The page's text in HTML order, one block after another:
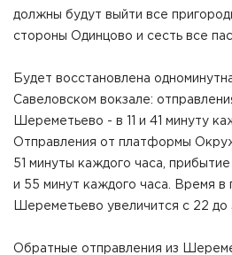
должны будут выйти все
стороны Одинцово и сесть все
Будет восстановлена
Савеловском вокзале:
Шереметьево - в 11 и 41 минуту
Отправления от платформы
51 минуты каждого часа,
и 55 минут каждого часа. Время
Шереметьево увеличится с 22 до
Обратные отправления из